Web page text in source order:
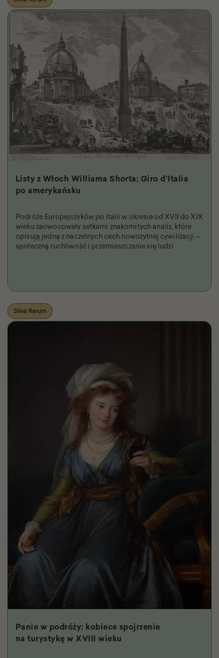
Listy z Włoch Williama Shorta; Giro d’Italia
po amerykańsku
Podróże Europejczyków po Italii w okresie od XVII do XIX
wieku zaowocowały setkami znakomitych analiz, które
opisują jedną z naczelnych cech nowożytnej cywilizacji –
społeczną ruchliwość i przemieszczanie się ludzi
Silva Rerum
Panie w podróży; kobiece spojrzenie
na turystykę w XVIII wieku